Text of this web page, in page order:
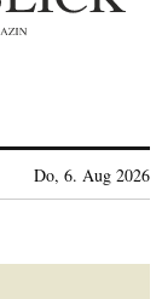
Do, 6. Aug 2026